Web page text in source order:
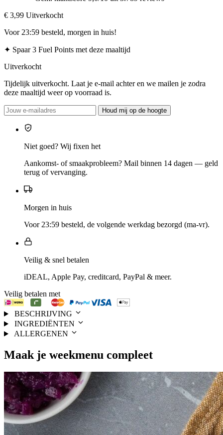
€ 3,99 Uitverkocht
Voor 23:59 besteld, morgen in huis!
✦ Spaar 3 Fuel Points met deze maaltijd
Uitverkocht
Tijdelijk uitverkocht. Laat je e-mail achter en we mailen je zodra
deze maaltijd weer op voorraad is.
Houd mij op de hoogte
Niet goed? Wij fixen het
Aankomst- of smaakprobleem? Mail binnen 14 dagen — geld
terug of vervanging.
Morgen in huis
Voor 23:59 besteld, de volgende werkdag bezorgd (ma-vr).
Veilig & snel betalen
iDEAL, Apple Pay, creditcard, PayPal & meer.
Veilig betalen met
BESCHRIJVING
INGREDIËNTEN
ALLERGENEN
Maak je weekmenu compleet